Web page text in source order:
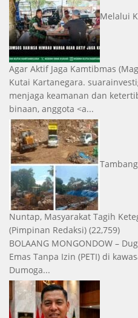
Melalui
Agar Aktif Jaga Kamtibmas
Kutai Kartanegara.
menjaga keamanan dan
binaan, anggota <a...
Nuntap, Masyarakat Tagih
(Pimpinan Redaksi) (22,759)
BOLAANG MONGONDOW –
Emas Tanpa Izin (PETI) di
Dumoga...